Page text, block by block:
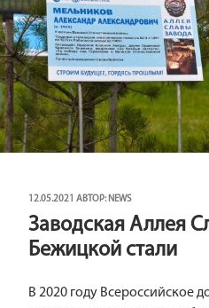
ОПУБЛИКОВАНО
12.05.2021 АВТОР: NEWS
Заводская Аллея
Бежицкой стали
В 2020 году Всероссийское